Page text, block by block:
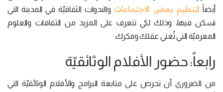
أيضاً لتنظيم بعض الاجتماعات والندوات الثقافيّة في المدينة التي
تسكن فيها، وذلك لكي تتعرف على المزيد من الثقافات والعلوم
المعرفيّة التي تُغني عقلك وفكرك.
رابعاً: حضور الأفلام الوثائقيّة
من الضروري أن تحرص على متابعة البرامج والأفلام الوثائقيّة التي